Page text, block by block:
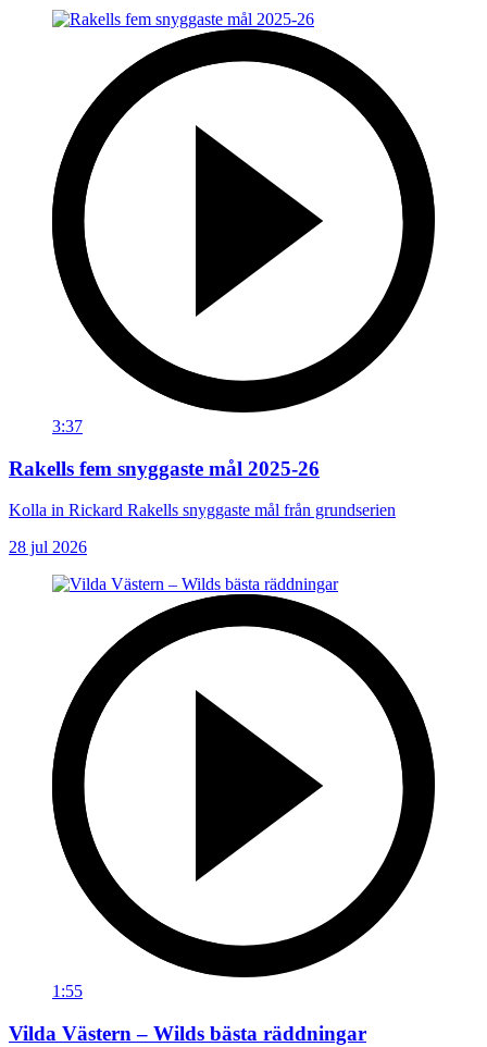
3:37
Rakells fem snyggaste mål 2025-26
Kolla in Rickard Rakells snyggaste mål från grundserien
28 jul 2026
1:55
Vilda Västern – Wilds bästa räddningar